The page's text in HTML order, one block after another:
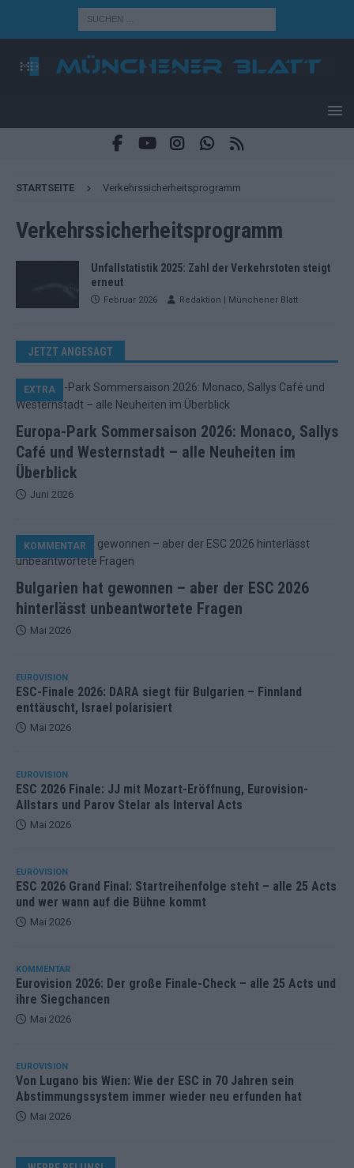
STARTSEITE Verkehrssicherheitsprogramm
Verkehrssicherheitsprogramm
Unfallstatistik 2025: Zahl der Verkehrstoten steigt
erneut
Februar 2026 Redaktion | Münchener Blatt
JETZT ANGESAGT
Europa-Park Sommersaison 2026: Monaco, Sallys
Café und Westernstadt – alle Neuheiten im
Überblick
EXTRA
Juni 2026
Bulgarien hat gewonnen – aber der ESC 2026
hinterlässt unbeantwortete Fragen
KOMMENTAR
Mai 2026
EUROVISION
ESC-Finale 2026: DARA siegt für Bulgarien – Finnland
enttäuscht, Israel polarisiert
Mai 2026
EUROVISION
ESC 2026 Finale: JJ mit Mozart-Eröffnung, Eurovision-
Allstars und Parov Stelar als Interval Acts
Mai 2026
EUROVISION
ESC 2026 Grand Final: Startreihenfolge steht – alle 25 Acts
und wer wann auf die Bühne kommt
Mai 2026
KOMMENTAR
Eurovision 2026: Der große Finale-Check – alle 25 Acts und
ihre Siegchancen
Mai 2026
EUROVISION
Von Lugano bis Wien: Wie der ESC in 70 Jahren sein
Abstimmungssystem immer wieder neu erfunden hat
Mai 2026